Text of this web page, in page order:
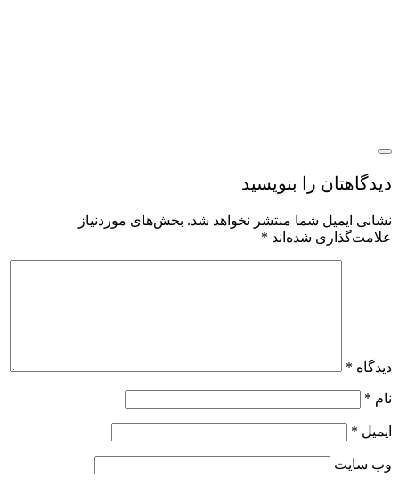
را بنویسید
ایمیل شما منتشر نخواهد شد. بخش‌های موردنیاز
شده‌اند*
*
*
*
سایت